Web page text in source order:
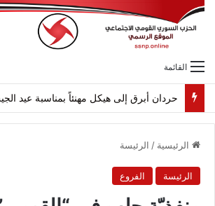
القائمة
حردان أبرق إلى هيكل مهنئاً بمناسبة عيد
الرئيسية / الرئيسة
الرئيسة الفروع